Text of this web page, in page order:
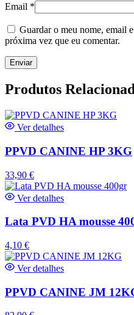
Email *
Guardar o meu nome, email
próxima vez que eu comentar.
Produtos
Ver detalhes
PPVD CANINE HP 3KG
33,90 €
Ver detalhes
Lata PVD HA mousse
4,10 €
Ver detalhes
PPVD CANINE JM